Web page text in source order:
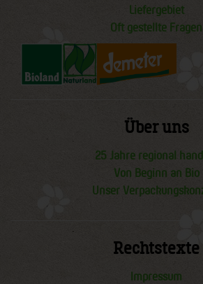
Liefergebiet
Oft gestellte Fragen
Über uns
25 Jahre regional
Von Beginn an Bio
Unser
Rechtstexte
Impressum